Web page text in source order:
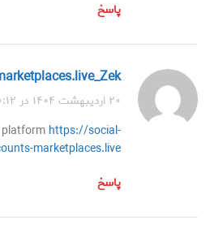
پاسخ
۲۰ اردیبهشت ۱۴۰۴ در ۱۰:۱۲ ق.ظ
https://social-
marketplaces.live/
پاسخ